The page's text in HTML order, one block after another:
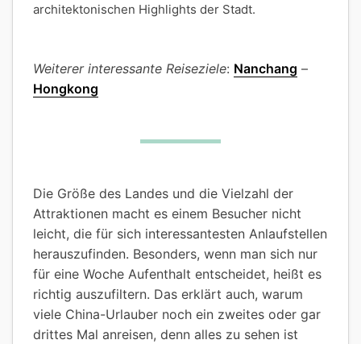
architektonischen Highlights der Stadt.
Weiterer interessante Reiseziele: Nanchang –
Hongkong
Die Größe des Landes und die Vielzahl der
Attraktionen macht es einem Besucher nicht
leicht, die für sich interessantesten Anlaufstellen
herauszufinden. Besonders, wenn man sich nur
für eine Woche Aufenthalt entscheidet, heißt es
richtig auszufiltern. Das erklärt auch, warum
viele China-Urlauber noch ein zweites oder gar
drittes Mal anreisen, denn alles zu sehen ist